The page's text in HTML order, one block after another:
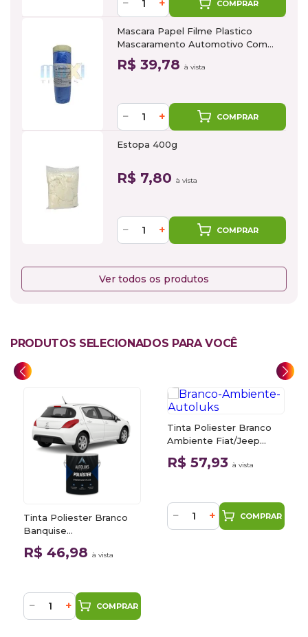
− + COMPRAR
Mascara Papel Filme Plastico
Mascaramento Automotivo Com
Fita 1,4m x 25m
R$ 39,78 à vista
− + COMPRAR
Estopa 400g
R$ 7,80 à vista
− + COMPRAR
Ver todos os produtos
PRODUTOS SELECIONADOS PARA VOCÊ
Tinta Poliester Branco
Banquise
Peugeot/Citroen EWP
900ml Autoluks
R$ 46,98 à vista
− + COMPRAR
Tinta Poliester Branco
Ambiente Fiat/Jeep
296A 0,9L Autoluks
R$ 57,93 à vista
− + COMPRAR